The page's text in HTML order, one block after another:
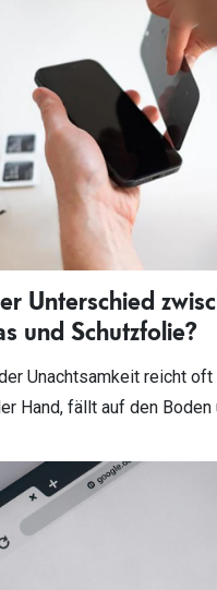
Unterschied
und Schutzfolie?
Unachtsamkeit reicht oft
Hand, fällt auf den Boden